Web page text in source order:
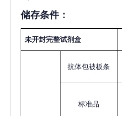
储存条件：
未开封完整试剂盒
抗体包被板条
标准品